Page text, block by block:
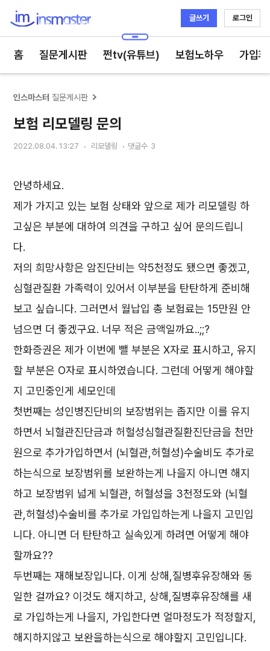
글쓰기 로그인
홈 질문게시판 쩐tv(유튜브) 보험노하우 가입
인스마스터 질문게시판
보험 리모델링 문의
2022.08.04. 13:27 리모델링 댓글수 3
안녕하세요.
제가 가지고 있는 보험 상태와 앞으로 제가 리모델링 하
고싶은 부분에 대하여 의견을 구하고 싶어 문의드립니
다.
저의 희망사항은 암진단비는 약5천정도 됐으면 좋겠고,
심혈관질환 가족력이 있어서 이부분을 탄탄하게 준비해
보고 싶습니다. 그러면서 월납입 총 보험료는 15만원 안
넘으면 더 좋겠구요. 너무 적은 금액일까요..;;?
한화증권은 제가 이번에 뺄 부분은 X자로 표시하고, 유지
할 부분은 O자로 표시하였습니다. 그런데 어떻게 해야할
지 고민중인게 세모인데
첫번째는 성인병진단비의 보장범위는 좁지만 이를 유지
하면서 뇌혈관진단금과 허헐성심혈관질환진단금을 천만
원으로 추가가입하면서 (뇌혈관,허혈성)수술비도 추가로
하는식으로 보장범위를 보완하는게 나을지 아니면 해지
하고 보장범위 넓게 뇌혈관, 허혈성을 3천정도와 (뇌혈
관,허혈성)수술비를 추가로 가입입하는게 나을지 고민입
니다. 아니면 더 탄탄하고 실속있게 하려면 어떻게 해야
할까요??
두번째는 재해보장입니다. 이게 상해,질병후유장해와 동
일한 걸까요? 이것도 해지하고, 상해,질병후유장해를 새
로 가입하는게 나을지, 가입한다면 얼마정도가 적정할지,
해지하지않고 보완을하는식으로 해야할지 고민입니다.